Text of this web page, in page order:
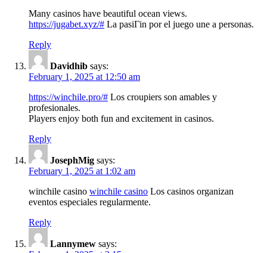
Many casinos have beautiful ocean views.
https://jugabet.xyz/# La pasiГіn por el juego une a personas.
Reply
Davidhib says:
February 1, 2025 at 12:50 am
https://winchile.pro/# Los croupiers son amables y
profesionales.
Players enjoy both fun and excitement in casinos.
Reply
JosephMig says:
February 1, 2025 at 1:02 am
winchile casino winchile casino Los casinos organizan
eventos especiales regularmente.
Reply
Lannymew says: